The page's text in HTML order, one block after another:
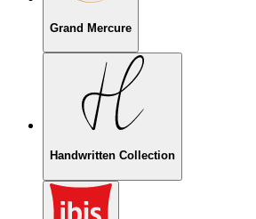
Grand Mercure
Handwritten Collection